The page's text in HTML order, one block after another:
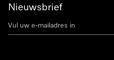
Nieuwsbrief